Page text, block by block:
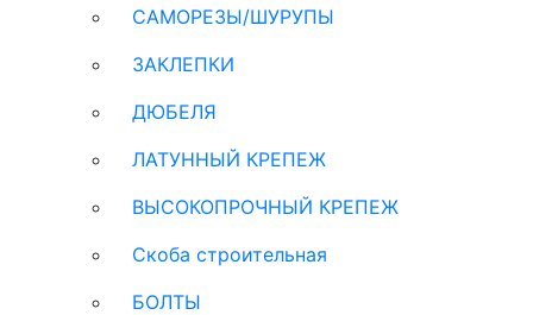
САМОРЕЗЫ/ШУРУПЫ
ЗАКЛЕПКИ
ДЮБЕЛЯ
ЛАТУННЫЙ КРЕПЕЖ
ВЫСОКОПРОЧНЫЙ КРЕПЕЖ
Скоба строительная
БОЛТЫ